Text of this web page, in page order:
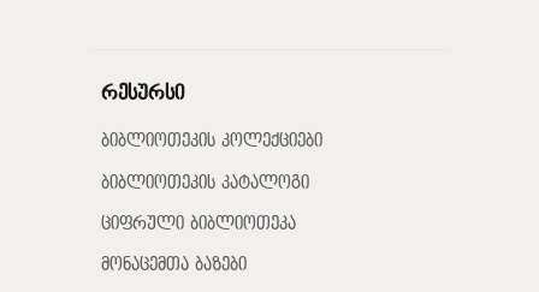
რესურსი
ბიბლიოთეკის კოლექციები
ბიბლიოთეკის კატალოგი
ციფრული ბიბლიოთეკა
მონაცემთა ბაზები